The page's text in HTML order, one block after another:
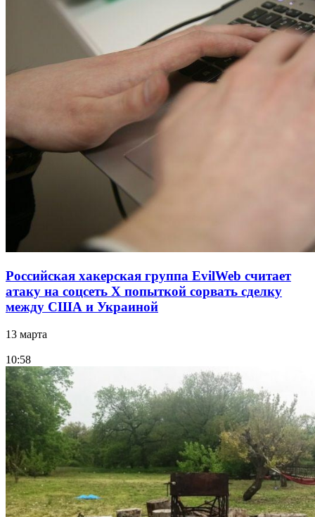
Российская хакерская группа EvilWeb считает
атаку на соцсеть Х попыткой сорвать сделку
между США и Украиной
13 марта
10:58